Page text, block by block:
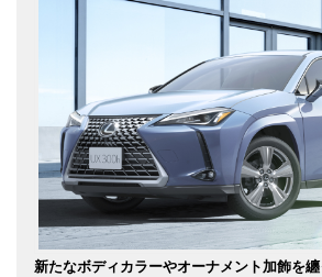
新たなボディカラーやオーナメント加飾を